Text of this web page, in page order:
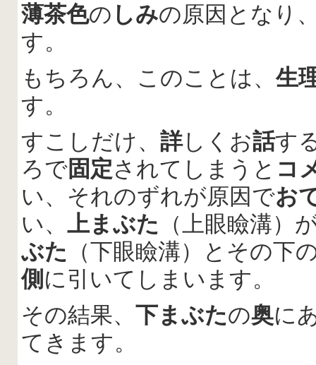
薄茶色の しみの原因となり
す。
もちろん、このことは、生
す。
すこしだけ、 詳しくお話す
ろで固定されてしまうと コ
い、それのずれが原因でお
い、 上まぶた （上眼瞼溝）
ぶた （下眼瞼溝）とその下
側 に引いてしまいます。
その結果、 下まぶたの奥に
てきます。